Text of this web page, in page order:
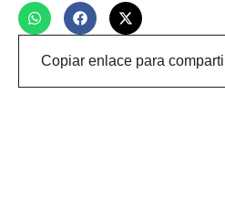
Copiar enlace para